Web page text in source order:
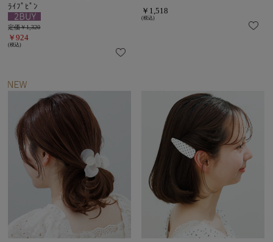
ﾗｲﾌﾟﾋﾟﾝ
定価￥1,320
￥924
(税込)
￥1,518
(税込)